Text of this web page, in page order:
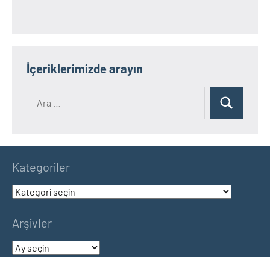
İçeriklerimizde arayın
Ara
Kategoriler
Kategoriler
Arşivler
Arşivler